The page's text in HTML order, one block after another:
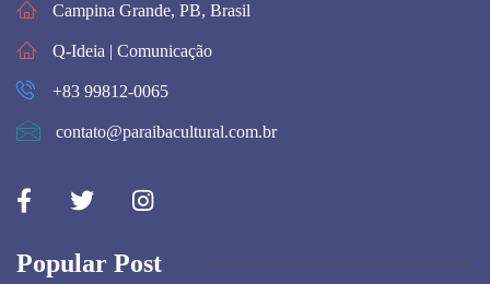
Campina Grande, PB, Brasil
Q-Ideia | Comunicação
+83 99812-0065
contato@paraibacultural.com.br
Popular Post